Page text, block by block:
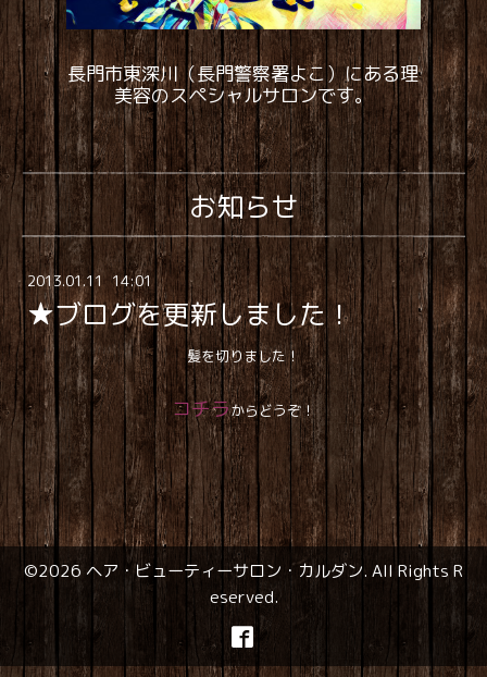
長門市東深川（長門警察署よこ）にある理
美容のスペシャルサロンです。
お知らせ
2013.01.11 14:01
★ブログを更新しました！
髪を切りました！
コチラからどうぞ！
©2026 ヘア・ビューティーサロン・カルダン. All Rights R
eserved.